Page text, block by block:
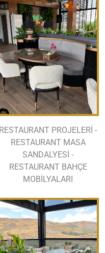
RESTAURANT PROJELERİ -
RESTAURANT MASA
SANDALYESİ -
RESTAURANT BAHÇE
MOBİLYALARI